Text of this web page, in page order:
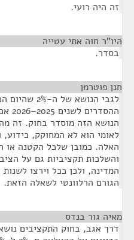
זה היה רועי.
היו"ר חוה אתי עטייה
בסדר.
חנן פוטרמן
הנושא הזה מוסדר בחוק. זה
לאומי הוא לא המחוקק,
האלה. כמובן שלכל הקטנה או
והשלכות תקציביות גם על
המדינה, ולכן ככל וירצו
הגורם הרלוונטי לשאלה הזאת.
מאיה גור בנדס
דרך אגב, בחוק התקציבים